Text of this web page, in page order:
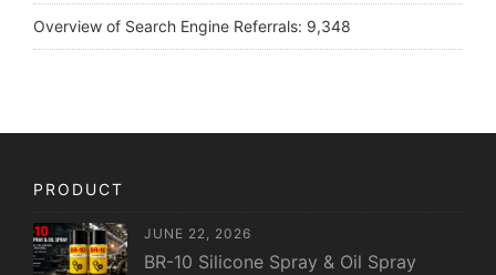
Overview of Search Engine Referrals: 9,348
PRODUCT
JUNE 22, 2026
BR-10 Silicone Spray & Oil Spray